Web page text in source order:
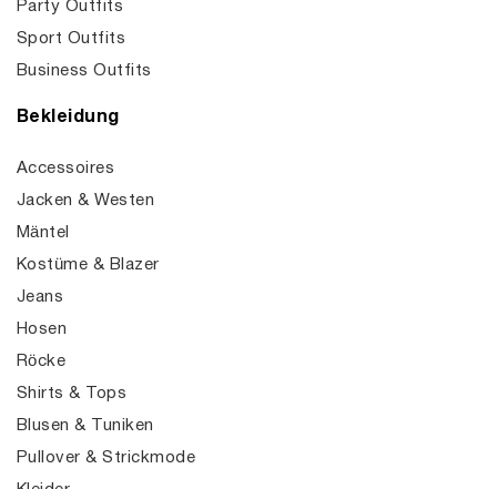
Party Outfits
Sport Outfits
Business Outfits
Bekleidung
Accessoires
Jacken & Westen
Mäntel
Kostüme & Blazer
Jeans
Hosen
Röcke
Shirts & Tops
Blusen & Tuniken
Pullover & Strickmode